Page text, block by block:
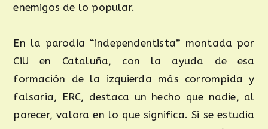
enemigos de lo popular.
En la parodia “independentista” montada por
CiU en Cataluña, con la ayuda de esa
formación de la izquierda más corrompida y
falsaria, ERC, destaca un hecho que nadie, al
parecer, valora en lo que significa. Si se estudia